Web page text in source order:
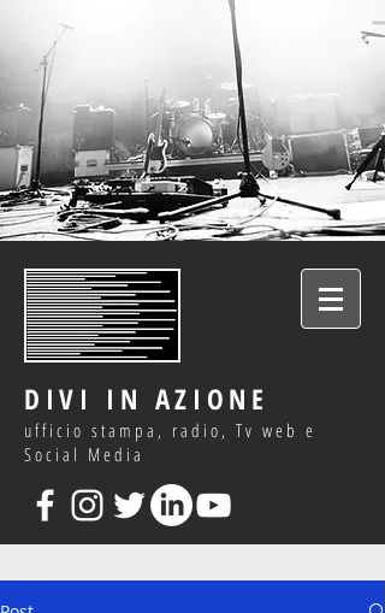
DIVI IN AZIONE
ufficio stampa, radio, Tv web e
Social Media